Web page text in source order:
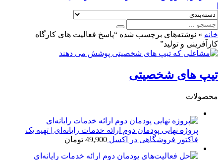
|
خانه » نوشته‌های برچسب شده “پاسخ فعالیت های کارگاه
کارآفرینی و تولید”
تیپ های شخصیتی
محصولات
پروژه نهایی پودمان دوم ارائه خدمات رایانه‌ای | تهیه یک
فاکتور فروشگاهی در اکسل 49,900 تومان